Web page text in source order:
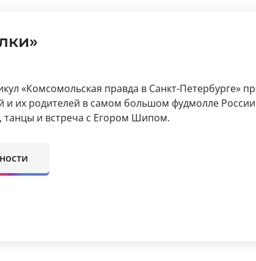
«Комсомольская правда в Санкт-Петербурге»
и их родителей в самом большом фудмолле России
и встреча с Егором Шипом.